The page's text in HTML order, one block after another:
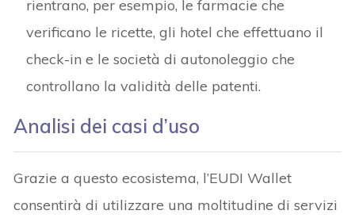
rientrano, per esempio, le farmacie che
verificano le ricette, gli hotel che effettuano il
check-in e le società di autonoleggio che
controllano la validità delle patenti.
Analisi dei casi d’uso
Grazie a questo ecosistema, l’EUDI Wallet
consentirà di utilizzare una moltitudine di servizi